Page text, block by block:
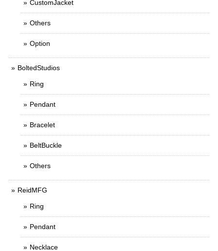
CustomJacket
Others
Option
BoltedStudios
Ring
Pendant
Bracelet
BeltBuckle
Others
ReidMFG
Ring
Pendant
Necklace